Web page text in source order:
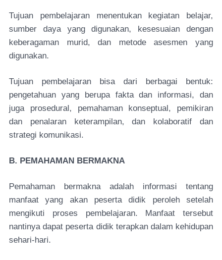
Tujuan pembelajaran menentukan kegiatan belajar,
sumber daya yang digunakan, kesesuaian dengan
keberagaman murid, dan metode asesmen yang
digunakan.
Tujuan pembelajaran bisa dari berbagai bentuk:
pengetahuan yang berupa fakta dan informasi, dan
juga prosedural, pemahaman konseptual, pemikiran
dan penalaran keterampilan, dan kolaboratif dan
strategi komunikasi.
B. PEMAHAMAN BERMAKNA
Pemahaman bermakna adalah informasi tentang
manfaat yang akan peserta didik peroleh setelah
mengikuti proses pembelajaran. Manfaat tersebut
nantinya dapat peserta didik terapkan dalam kehidupan
sehari-hari.